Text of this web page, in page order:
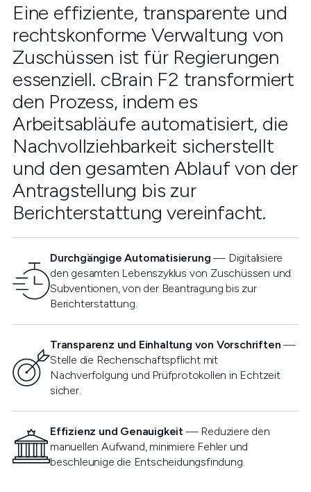
Eine effiziente, transparente und
rechtskonforme Verwaltung von
Zuschüssen ist für Regierungen
essenziell. cBrain F2 transformiert
den Prozess, indem es
Arbeitsabläufe automatisiert, die
Nachvollziehbarkeit sicherstellt
und den gesamten Ablauf von der
Antragstellung bis zur
Berichterstattung vereinfacht.
Durchgängige Automatisierung— Digitalisiere
den gesamten Lebenszyklus von Zuschüssen und
Subventionen, von der Beantragung bis zur
Berichterstattung.
Transparenz und Einhaltung von Vorschriften—
Stelle die Rechenschaftspflicht mit
Nachverfolgung und Prüfprotokollen in Echtzeit
sicher.
Effizienz und Genauigkeit — Reduziere den
manuellen Aufwand, minimiere Fehler und
beschleunige die Entscheidungsfindung.